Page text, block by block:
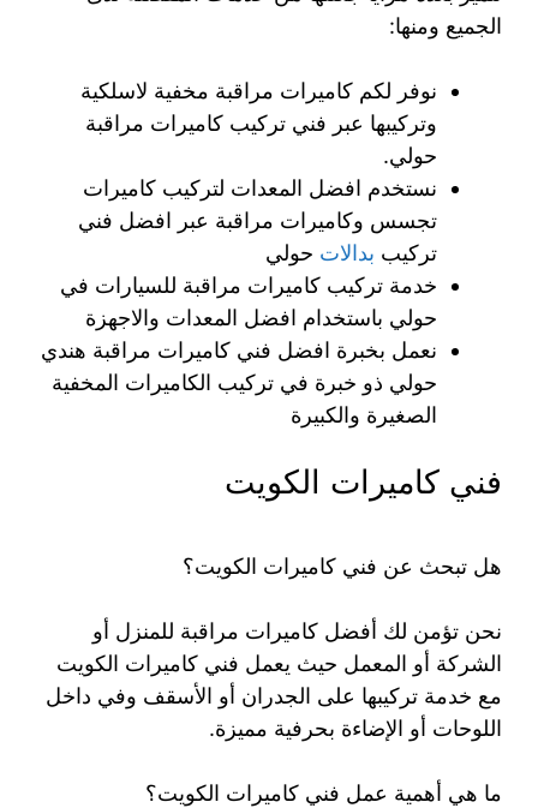
الجميع ومنها:
نوفر لكم كاميرات مراقبة مخفية لاسلكية
وتركيبها عبر فني تركيب كاميرات مراقبة
حولي.
نستخدم افضل المعدات لتركيب كاميرات
تجسس وكاميرات مراقبة عبر افضل فني
تركيب بدالات حولي
خدمة تركيب كاميرات مراقبة للسيارات في
حولي باستخدام افضل المعدات والاجهزة
نعمل بخبرة افضل فني كاميرات مراقبة هندي
حولي ذو خبرة في تركيب الكاميرات المخفية
الصغيرة والكبيرة
فني كاميرات الكويت
هل تبحث عن فني كاميرات الكويت؟
نحن تؤمن لك أفضل كاميرات مراقبة للمنزل أو
الشركة أو المعمل حيث يعمل فني كاميرات الكويت
مع خدمة تركيبها على الجدران أو الأسقف وفي داخل
اللوحات أو الإضاءة بحرفية مميزة.
ما هي أهمية عمل فني كاميرات الكويت؟